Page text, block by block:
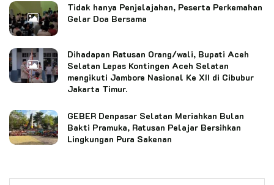
Tidak hanya Penjelajahan, Peserta Perkemahan
Gelar Doa Bersama
Dihadapan Ratusan Orang/wali, Bupati Aceh
Selatan Lepas Kontingen Aceh Selatan
mengikuti Jambore Nasional Ke XII di Cibubur
Jakarta Timur.
GEBER Denpasar Selatan Meriahkan Bulan
Bakti Pramuka, Ratusan Pelajar Bersihkan
Lingkungan Pura Sakenan